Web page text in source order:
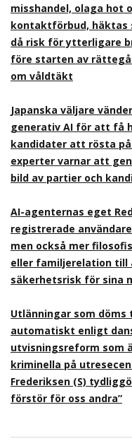
misshandel, olaga hot
kontaktförbud, häktas
då risk för ytterligare
före starten av
om våldtäkt
Japanska väljare
generativ AI för att få
kandidater att rösta
experter varnar att
bild av partier och
AI-agenternas eget
registrerade
men också mer
eller familjerelation till
säkerhetsrisk för sina
Utlänningar som
automatiskt enligt
utvisningsreform som
kriminella på
Frederiksen (S)
förstör för oss andra”